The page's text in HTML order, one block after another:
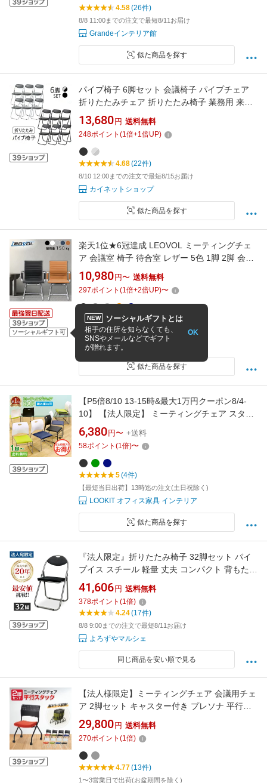
4.58(26件)
8/8 11:00までの注文で最短8/11お届け
Grandeインテリア館
似た商品を探す
パイプ椅子 6脚セット 会議椅子 パイプチェア
折りたたみチェア 折りたたみ椅子 業務用 来客
用 イベント 学校 集会 公民館 オフィス 法人 軽
量 コンパクト ブラック 完成品 耐荷重80kg
13,680 円 送料無料
248ポイント (1倍+1倍UP)
4.68(22件)
8/10 12:00までの注文で最短8/15お届け
カイネットショップ
似た商品を探す
ソーシャルギフト可
楽天1位★6冠達成 LEOVOL ミーティングチェ
ア 会議室 椅子 待合室 レザー 5色 1脚 2脚 会議
用チェア 会議チェア ダイニング いす コの字型
待合室 オフィス チェア おしゃれ 取っ手付 高級
感 肘掛け 背もたれ シンプル 黒 灰 白 事務用 耐
10,980 円〜 送料無料
297ポイント (1倍+2倍UP)〜
4.83 (6件)
8/8 13:00までの注文で最短8/9お届け
LEOVOL
似た商品を探す
【P5倍8/10 13-15時&最大1万円クーポン8/4-
10】 【法人限定】 ミーティングチェア スタッ
キングチェア 椅子 スタッキング 会議用椅子 会
議チェア 軽量 積み重ね 会議室 完成品 セミナー
疲れにくい Rap-SC-S
6,380 円〜 +送料
58ポイント (1倍)〜
5(4件)
【最短当日出荷】13時迄の注文(土日祝除く)
LOOKIT オフィス家具 インテリア
似た商品を探す
『法人限定』折りたたみ椅子 32脚セット パイ
プイス スチール 軽量 丈夫 コンパクト 背もたれ
付き 大量 業務用 来客用 会議用 学校 イベント
GRATES『送料無料（一部地域除く）』
41,606 円 送料無料
378ポイント (1倍)
4.24(17件)
8/8 9:00までの注文で最短8/11お届け
よろずやマルシェ
同じ商品を安い順で見る
【法人様限定】ミーティングチェア 会議用チェ
ア 2脚セット キャスター付き プレソナ 平行ス
タッキング 幅570×奥行565×高さ805mmオフィ
スチェア スタッキングチェア チェア 椅子 イス
会議チェア 事務椅子 会議 ミーティング 会議用
スタッキング 完成品 チェアー
29,800 円 送料無料
270ポイント (1倍)
4.77(13件)
1〜3営業日で出荷(お盆期間を除く)
NEW ソーシャルギフトとは
相手の住所を知らなくても、
SNSやメールなどでギフト
が贈れます。
OK